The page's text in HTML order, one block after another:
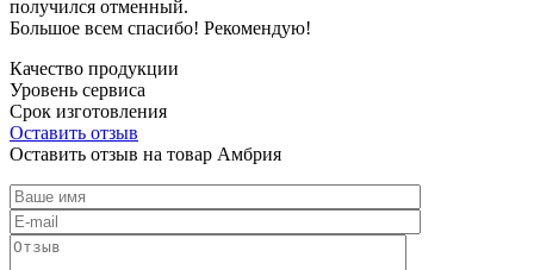
получился отменный.
Большое всем спасибо! Рекомендую!
Качество продукции
Уровень сервиса
Срок изготовления
Оставить отзыв
Оставить отзыв на товар Амбрия